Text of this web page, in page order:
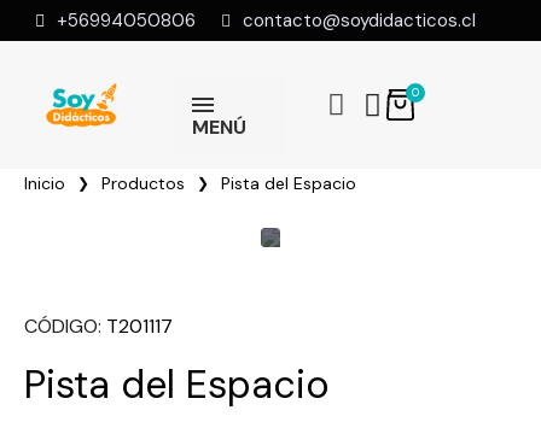
+56994050806 contacto@soydidacticos.cl
MENÚ
Inicio Productos Pista del Espacio
CÓDIGO T201117
Pista del Espacio